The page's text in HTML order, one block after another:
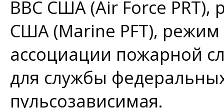
ВВС США (Air Force
США (Marine PFT),
ассоциации пожарной
для службы
пульсозависимая.